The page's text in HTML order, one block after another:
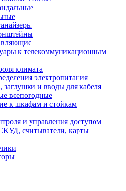
к телекоммуникационным
климата
электропитания
и вводы для кабеля
всепогодные
к шкафам и стойкам
и управления доступом
считыватели, карты